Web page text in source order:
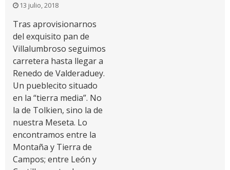
13 julio, 2018
Tras aprovisionarnos
del exquisito pan de
Villalumbroso seguimos
carretera hasta llegar a
Renedo de Valderaduey.
Un pueblecito situado
en la “tierra media”. No
la de Tolkien, sino la de
nuestra Meseta. Lo
encontramos entre la
Montaña y Tierra de
Campos; entre León y